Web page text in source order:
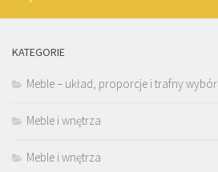
KATEGORIE
Meble – układ, proporcje i trafny wybór
Meble i wnętrza
Meble i wnętrza